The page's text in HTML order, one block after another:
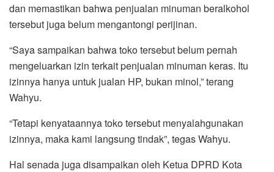
dan memastikan bahwa penjualan minuman beralkohol
tersebut juga belum mengantongi perijinan.
“Saya sampaikan bahwa toko tersebut belum pernah
mengeluarkan izin terkait penjualan minuman keras. Itu
izinnya hanya untuk jualan HP, bukan minol,” terang
Wahyu.
“Tetapi kenyataannya toko tersebut menyalahgunakan
izinnya, maka kami langsung tindak”, tegas Wahyu.
Hal senada juga disampaikan oleh Ketua DPRD Kota